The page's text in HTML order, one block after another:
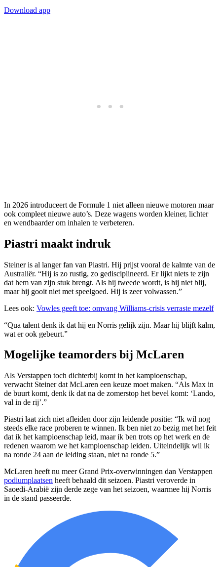
Download app
In 2026 introduceert de Formule 1 niet alleen nieuwe motoren maar
ook compleet nieuwe auto’s. Deze wagens worden kleiner, lichter
en wendbaarder om inhalen te verbeteren.
Piastri maakt indruk
Steiner is al langer fan van Piastri. Hij prijst vooral de kalmte van de
Australiër. “Hij is zo rustig, zo gedisciplineerd. Er lijkt niets te zijn
dat hem van zijn stuk brengt. Als hij tweede wordt, is hij niet blij,
maar hij gooit niet met speelgoed. Hij is zeer volwassen.”
Lees ook: Vowles geeft toe: omvang Williams-crisis verraste mezelf
“Qua talent denk ik dat hij en Norris gelijk zijn. Maar hij blijft kalm,
wat er ook gebeurt.”
Mogelijke teamorders bij McLaren
Als Verstappen toch dichterbij komt in het kampioenschap,
verwacht Steiner dat McLaren een keuze moet maken. “Als Max in
de buurt komt, denk ik dat na de zomerstop het bevel komt: ‘Lando,
val in de rij’.”
Piastri laat zich niet afleiden door zijn leidende positie: “Ik wil nog
steeds elke race proberen te winnen. Ik ben niet zo bezig met het feit
dat ik het kampioenschap leid, maar ik ben trots op het werk en de
redenen waarom we het kampioenschap leiden. Uiteindelijk wil ik
na ronde 24 aan de leiding staan, niet na ronde 5.”
McLaren heeft nu meer Grand Prix-overwinningen dan Verstappen
podiumplaatsen heeft behaald dit seizoen. Piastri veroverde in
Saoedi-Arabië zijn derde zege van het seizoen, waarmee hij Norris
in de stand passeerde.